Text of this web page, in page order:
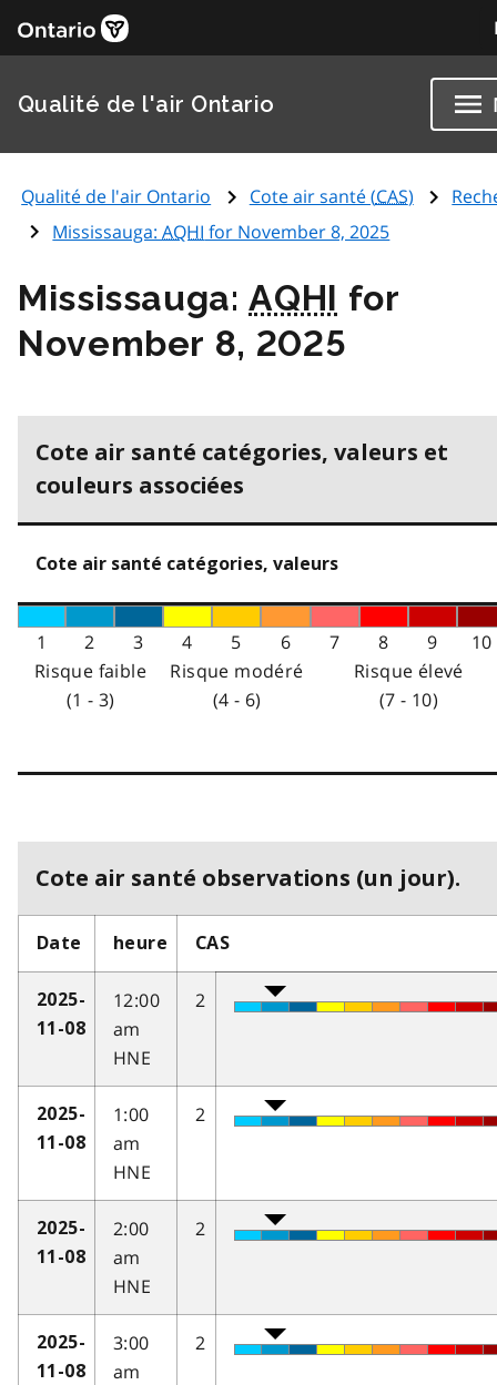
Qualité de l'air Ontario
Qualité de l'air Ontario Cote air santé (CAS)
Mississauga:AQHI for November 8, 2025
Mississauga:AQHI for
November 8, 2025
Cote air santé catégories, valeurs et
couleurs associées
Cote air santé catégories, valeurs
1 2 3 4 5 6 7 8 9
10
Risque faible
(1 - 3)
Risque modéré
(4 - 6)
Risque élevé
(7 - 10)
Cote air santé observations (un jour).
Date heure CAS
2025-
11-08
12:00
am
HNE
2
2025-
11-08
1:00
am
HNE
2
2025-
11-08
2:00
am
HNE
2
2025-
11-08
3:00
am
2